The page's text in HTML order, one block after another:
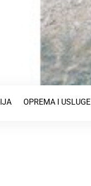
OPREMA I USLUGE